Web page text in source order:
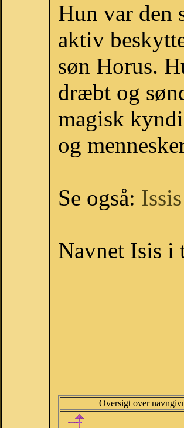
Hun var den
aktiv
søn Horus.
dræbt og
magisk
og
Se også: Issis
Navnet Isis i
Oversigt over